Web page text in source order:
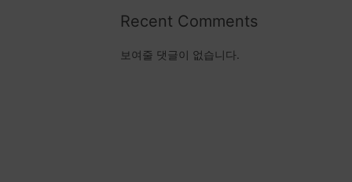
Recent Comments
보여줄 댓글이 없습니다.